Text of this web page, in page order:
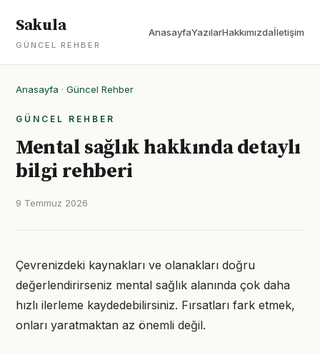
Sakula
GÜNCEL REHBER
AnasayfaYazılarHakkımızdaİletişim
Anasayfa · Güncel Rehber
GÜNCEL REHBER
Mental sağlık hakkında detaylı
bilgi rehberi
9 Temmuz 2026
Çevrenizdeki kaynakları ve olanakları doğru
değerlendirirseniz mental sağlık alanında çok daha
hızlı ilerleme kaydedebilirsiniz. Fırsatları fark etmek,
onları yaratmaktan az önemli değil.